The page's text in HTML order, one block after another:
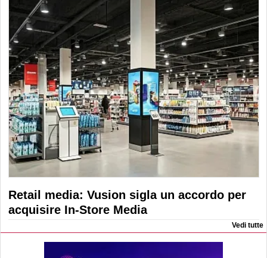
Retail media: Vusion sigla un accordo per
acquisire In-Store Media
Vedi tutte